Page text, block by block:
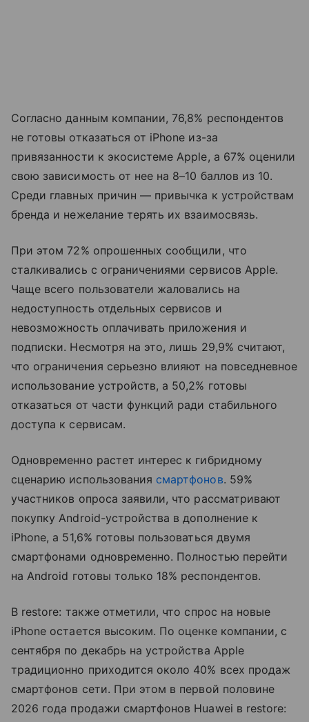
Согласно данным компании, 76,8% респондентов
не готовы отказаться от iPhone из-за
привязанности к экосистеме Apple, а 67% оценили
свою зависимость от нее на 8–10 баллов из 10.
Среди главных причин — привычка к устройствам
бренда и нежелание терять их взаимосвязь.
При этом 72% опрошенных сообщили, что
сталкивались с ограничениями сервисов Apple.
Чаще всего пользователи жаловались на
недоступность отдельных сервисов и
невозможность оплачивать приложения и
подписки. Несмотря на это, лишь 29,9% считают,
что ограничения серьезно влияют на повседневное
использование устройств, а 50,2% готовы
отказаться от части функций ради стабильного
доступа к сервисам.
Одновременно растет интерес к гибридному
сценарию использования смартфонов. 59%
участников опроса заявили, что рассматривают
покупку Android-устройства в дополнение к
iPhone, а 51,6% готовы пользоваться двумя
смартфонами одновременно. Полностью перейти
на Android готовы только 18% респондентов.
В restore: также отметили, что спрос на новые
iPhone остается высоким. По оценке компании, с
сентября по декабрь на устройства Apple
традиционно приходится около 40% всех продаж
смартфонов сети. При этом в первой половине
2026 года продажи смартфонов Huawei в restore: